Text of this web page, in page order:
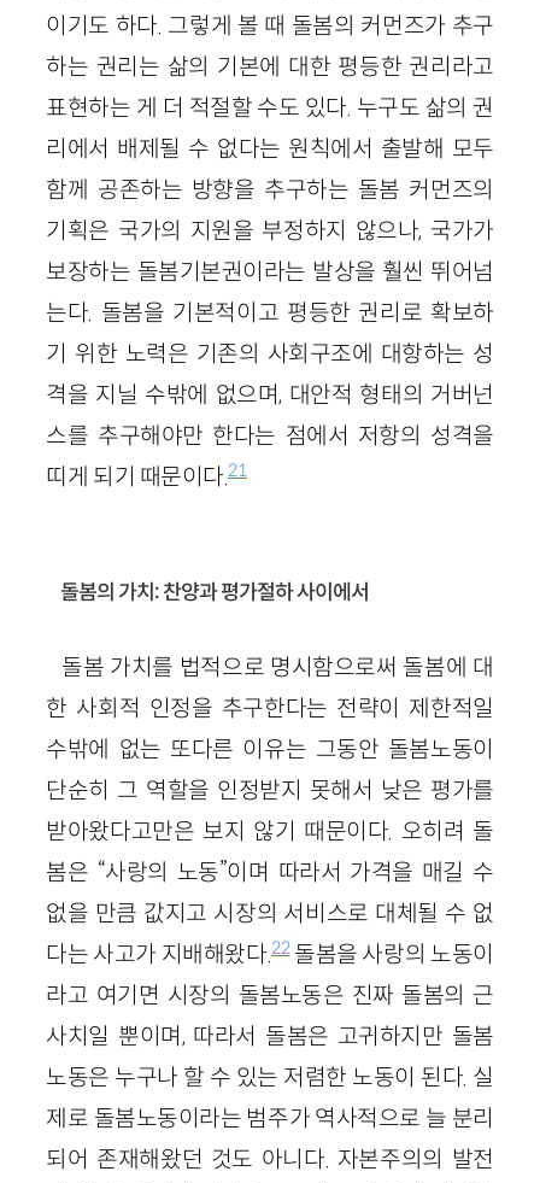
이기도 하다. 그렇게 볼 때 돌봄의 커먼즈가 추구
하는 권리는 삶의 기본에 대한 평등한 권리라고
표현하는 게 더 적절할 수도 있다. 누구도 삶의 권
리에서 배제될 수 없다는 원칙에서 출발해 모두
함께 공존하는 방향을 추구하는 돌봄 커먼즈의
기획은 국가의 지원을 부정하지 않으나, 국가가
보장하는 돌봄기본권이라는 발상을 훨씬 뛰어넘
는다. 돌봄을 기본적이고 평등한 권리로 확보하
기 위한 노력은 기존의 사회구조에 대항하는 성
격을 지닐 수밖에 없으며, 대안적 형태의 거버넌
스를 추구해야만 한다는 점에서 저항의 성격을
띠게 되기 때문이다.21
돌봄의 가치: 찬양과 평가절하 사이에서
돌봄 가치를 법적으로 명시함으로써 돌봄에 대
한 사회적 인정을 추구한다는 전략이 제한적일
수밖에 없는 또다른 이유는 그동안 돌봄노동이
단순히 그 역할을 인정받지 못해서 낮은 평가를
받아왔다고만은 보지 않기 때문이다. 오히려 돌
봄은 “사랑의 노동”이며 따라서 가격을 매길 수
없을 만큼 값지고 시장의 서비스로 대체될 수 없
다는 사고가 지배해왔다.22돌봄을 사랑의 노동이
라고 여기면 시장의 돌봄노동은 진짜 돌봄의 근
사치일 뿐이며, 따라서 돌봄은 고귀하지만 돌봄
노동은 누구나 할 수 있는 저렴한 노동이 된다. 실
제로 돌봄노동이라는 범주가 역사적으로 늘 분리
되어 존재해왔던 것도 아니다. 자본주의의 발전